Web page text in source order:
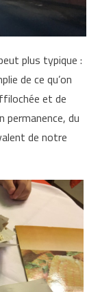
plus typique :
de ce qu’on
et de
permanence, du
de notre